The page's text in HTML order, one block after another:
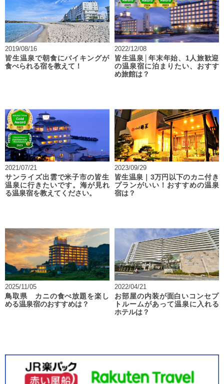
2019/08/16
皆生温泉で朝食にバイキングが
食べられる宿を教えて！
2022/12/08
皆生温泉│年末年始、1人旅歓迎
の温泉宿に泊まりたい、おすす
め旅館は？
2021/07/21
サンライズ出雲で米子市の皆生
温泉に行きたいです。海が見れ
る温泉宿を教えてください。
2023/09/29
皆生温泉｜3万円以下のカニ付き
プランがいい！おすすめの温泉
宿は？
2025/11/05
鳥取県 カニの食べ放題を楽し
める温泉宿のおすすめは？
2022/04/21
お部屋の内装が面白いコンセプ
トルームがあって温泉に入れる
ホテルは？